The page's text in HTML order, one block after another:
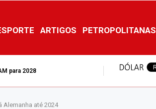
ARTIGOS PETROPOLITANAS
para 2028
Alemanha até 2024